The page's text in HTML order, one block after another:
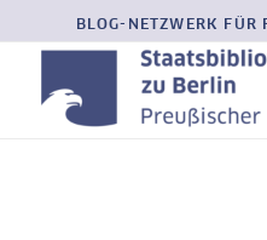
BLOG-NETZWERK FÜR